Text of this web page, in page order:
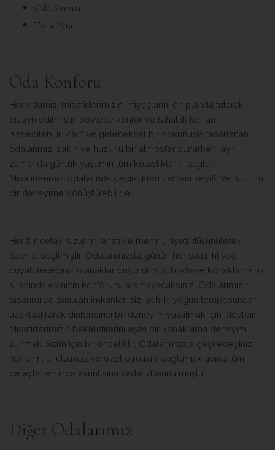
Oda Servisi
Twin Yatak
Oda Konforu
Her odamız, misafirlerimizin ihtiyaçlarını ön planda tutarak
dizayn edilmiştir, böylece konfor ve rahatlık her an
hissedilebilir. Zarif ve geleneksel bir dokunuşla tasarlanan
odalarımız, sakin ve huzurlu bir atmosfer sunarken, aynı
zamanda günlük yaşamın tüm kolaylıklarını sağlar.
Misafirlerimiz, odalarında geçirdikleri zamanı keyifli ve huzurlu
bir deneyime dönüştürebilirler.
Her bir detay, sizlerin rahatı ve memnuniyeti düşünülerek
özenle seçilmiştir. Odalarımızda, günün her saati ihtiyaç
duyabileceğiniz olanaklar düşünülmüş, böylece konaklamanız
sırasında evinizin konforunu aramayacaksınız. Odalarımızın
tasarımı ve sunulan imkanlar, sizi şehrin yoğun temposundan
uzaklaştırarak dinlendirici bir deneyim yaşatmak için idealdir.
Misafirlerimizin beklentilerini aşan bir konaklama deneyimi
sunmak bizim için bir önceliktir. Odalarımızda geçireceğiniz
her anın, unutulmaz ve özel olmasını sağlamak adına tüm
detaylar en ince ayrıntısına kadar düşünülmüştür.
Diğer Odalarımız